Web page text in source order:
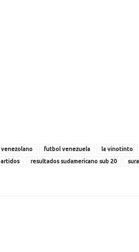
futbol venezuela
la vinotinto
resultados sudamericano sub 20